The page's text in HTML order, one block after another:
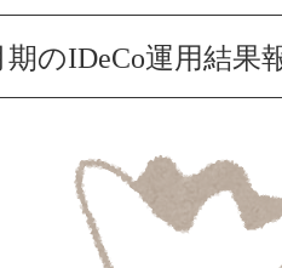
期のIDeCo運用結果